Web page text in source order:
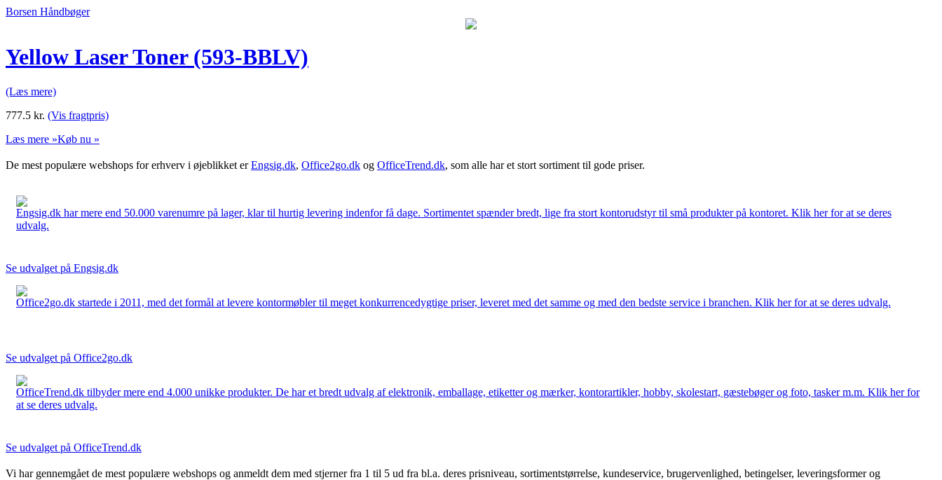
Borsen Håndbøger
Yellow Laser Toner (593-BBLV)
(Læs mere)
777.5 kr. (Vis fragtpris)
Læs mere »Køb nu »
De mest populære webshops for erhverv i øjeblikket erEngsig.dk, Office2go.dk og OfficeTrend.dk, som alle har et stort sortiment til gode priser.
Engsig.dk har mere end 50.000 varenumre på lager, klar til hurtig levering indenfor få dage. Sortimentet spænder bredt, lige fra stort kontorudstyr til små produkter på kontoret. Klik her for at se deres
udvalg.
Se udvalget på Engsig.dk
Office2go.dk startede i 2011, med det formål at levere kontormøbler til meget konkurrencedygtige priser, leveret med det samme og med den bedste service i branchen. Klik her for at se deres udvalg.
Se udvalget på Office2go.dk
OfficeTrend.dk tilbyder mere end 4.000 unikke produkter. De har et bredt udvalg af elektronik, emballage, etiketter og mærker, kontorartikler, hobby, skolestart, gæstebøger og foto, tasker m.m. Klik her for
at se deres udvalg.
Se udvalget på OfficeTrend.dk
Vi har gennemgået de mest populære webshops og anmeldt dem med stjerner fra 1 til 5 ud fra bl.a. deres prisniveau, sortimentstørrelse, kundeservice, brugervenlighed, betingelser, leveringsformer og